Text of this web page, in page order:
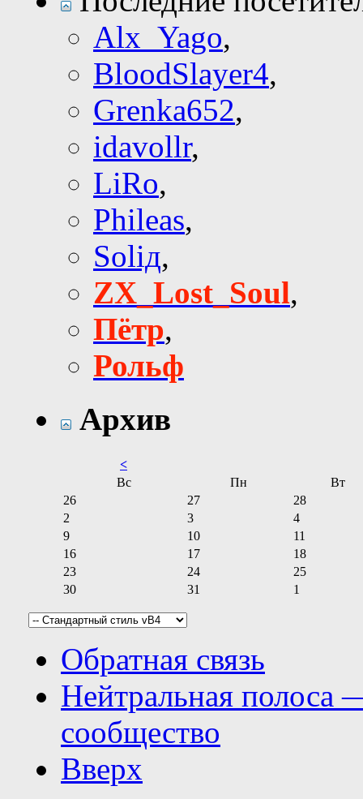
Alx_Yago,
BloodSlayer4,
Grenka652,
idavollr,
LiRo,
Phileas,
Soliд,
ZX_Lost_Soul,
Пётр,
Рольф
Архив
<
Вс
Пн
Вт
26
27
28
2
3
4
9
10
11
16
17
18
23
24
25
30
31 1
Обратная связь
Нейтральная полоса
сообщество
Вверх